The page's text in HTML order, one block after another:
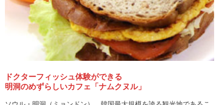
ドクターフィッシュ体験ができる
明洞のめずらしいカフェ「ナムクヌル」